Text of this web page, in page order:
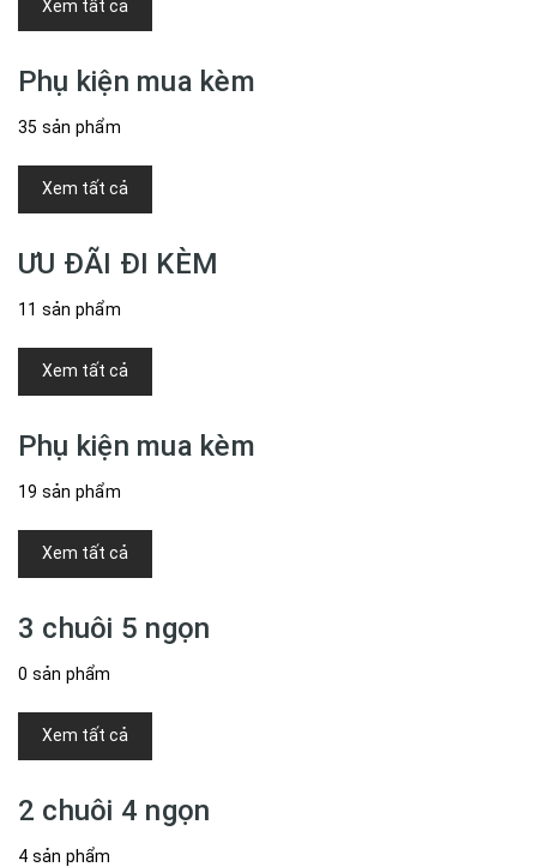
Xem tất cả
Phụ kiện mua kèm
35 sản phẩm
Xem tất cả
ƯU ĐÃI ĐI KÈM
11 sản phẩm
Xem tất cả
Phụ kiện mua kèm
19 sản phẩm
Xem tất cả
3 chuôi 5 ngọn
0 sản phẩm
Xem tất cả
2 chuôi 4 ngọn
4 sản phẩm